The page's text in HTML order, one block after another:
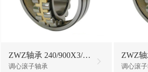
ZWZ轴承 240/900X3/HCC9-1
调心滚子轴承 调心滚